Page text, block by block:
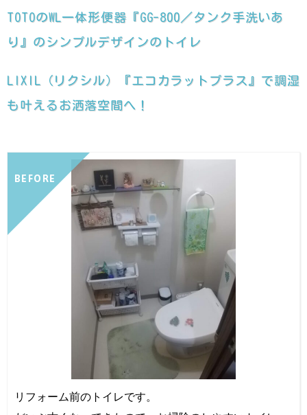
TOTOのWL一体形便器『GG-800／タンク手洗いあ
り』のシンプルデザインのトイレ
LIXIL（リクシル）『エコカラットプラス』で調湿
も叶えるお洒落空間へ！
BEFORE
リフォーム前のトイレです。